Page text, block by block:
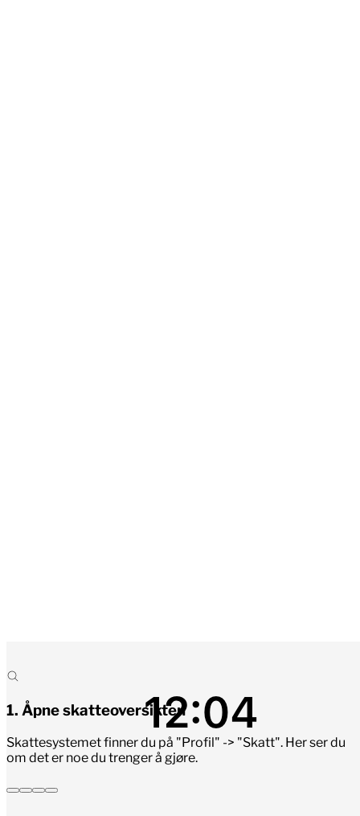
1. Åpne skatteoversikten
Skattesystemet finner du på "Profil" -> "Skatt". Her ser du
om det er noe du trenger å gjøre.